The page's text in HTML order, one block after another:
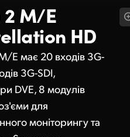
2 M/E
HD
E має 20 входів 3G-
3G-SDI,
DVE, 8 модулів
для
моніторингу та